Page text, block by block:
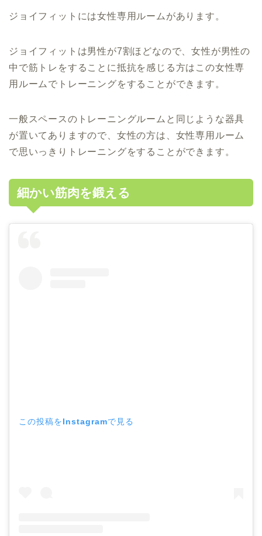
ジョイフィットには女性専用ルームがあります。
ジョイフィットは男性が7割ほどなので、女性が男性の
中で筋トレをすることに抵抗を感じる方はこの女性専
用ルームでトレーニングをすることができます。
一般スペースのトレーニングルームと同じような器具
が置いてありますので、女性の方は、女性専用ルーム
で思いっきりトレーニングをすることができます。
細かい筋肉を鍛える
この投稿をInstagramで見る